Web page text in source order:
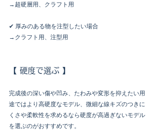
→超硬層用、クラフト用
✔︎ 厚みのある物を注型したい場合
→クラフト用、注型用
【 硬度で選ぶ 】
完成後の深い傷や凹み、たわみや変形を抑えたい用
途ではより高硬度なモデル、微細な線キズのつきに
くさや柔軟性を求めるなら硬度が高過ぎないモデル
を選ぶのがおすすめです。